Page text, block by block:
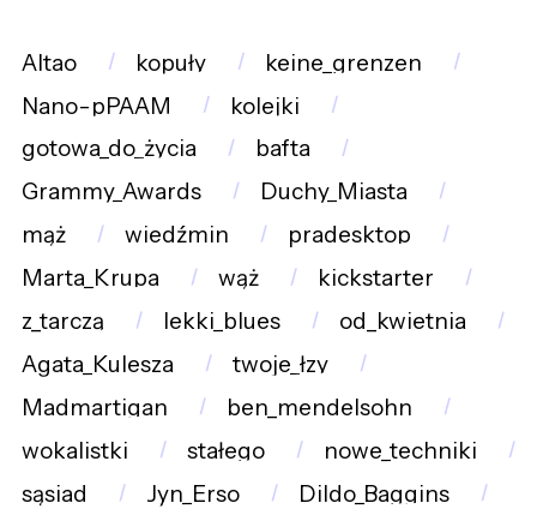
Altao kopuły
keine_grenzen
Nano-pPAAM
kolejki
gotowa_do_życia
bafta
Grammy_Awards
Duchy_Miasta
mąż
wiedźmin
pradesktop
Marta_Krupa
wąż
kickstarter
z_tarczą
lekki_blues
od_kwietnia
Agata_Kulesza
twoje_łzy
Madmartigan
ben_mendelsohn
wokalistki
stałego
nowe_techniki
sąsiad
Jyn_Erso
Dildo_Baggins